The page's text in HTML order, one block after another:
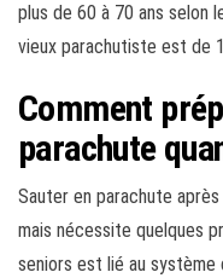
plus de 60 à 70 ans selon
vieux parachutiste est de
Comment
parachute
Sauter en parachute
mais nécessite quelques
seniors est lié au système